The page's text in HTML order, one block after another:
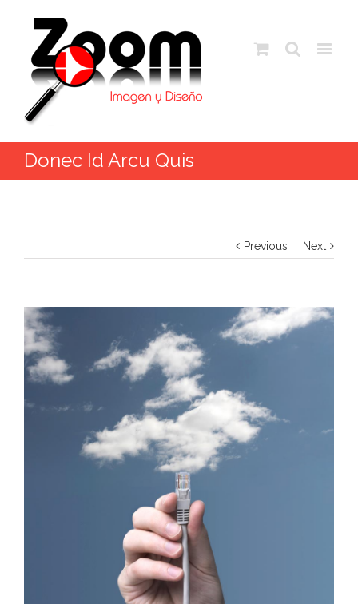
Donec Id Arcu Quis
Previous Next
View
Larger
Image